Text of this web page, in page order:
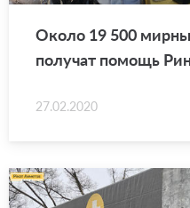
Около 19 500
по­лу­чат по­мощь
27.02.2020